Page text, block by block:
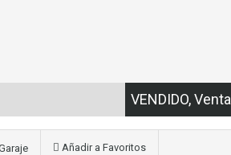
VENDIDO, Venta
Añadir a Favoritos